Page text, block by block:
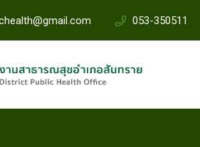
053-350511